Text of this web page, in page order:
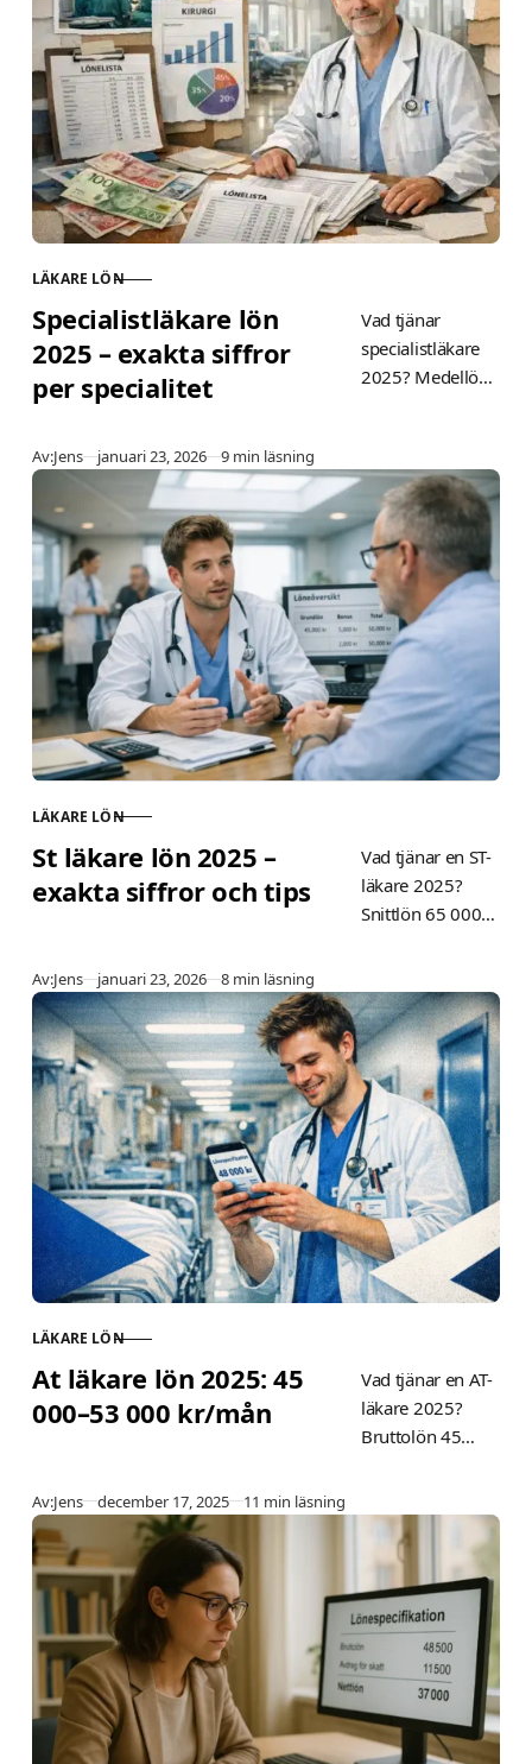
specialist (93 600
kr), regioner som
betalar mest och
förhandlingstips
för högre lön.
KATEGORI
LÄKARE LÖN
Specialistläkare lön
2025 – exakta siffror
per specialitet
Vad tjänar
specialistläkare
2025? Medellön
lön per specialitet
som kirurgi
(105–140k),
nettolön,
regioner och tips
för högre
inkomst. Jämför
med Norge.
Av:Jens Publicerad
januari 23, 2026 9 min läsning
KATEGORI
LÄKARE LÖN
St läkare lön 2025 –
exakta siffror och tips
Vad tjänar en ST-
läkare 2025?
Snittlön 65 000–
specialitet, region
och erfarenhet.
Jämför radiologi,
allmänmedicin,
Stockholm vs
övriga Sverige.
Förhandla högre
lön med våra
tips.
Av:Jens Publicerad
januari 23, 2026 8 min läsning
KATEGORI
LÄKARE LÖN
At läkare lön 2025: 45
000–53 000 kr/mån
Vad tjänar en AT-
läkare 2025?
Bruttolön 45
000–38 000 kr.
Se jourersättning,
skatt, regionala
skillnader och
tips för att
maximera lönen i
Stockholm och
övriga Sverige.
Av:Jens Publicerad
december 17, 2025 11 min läsning